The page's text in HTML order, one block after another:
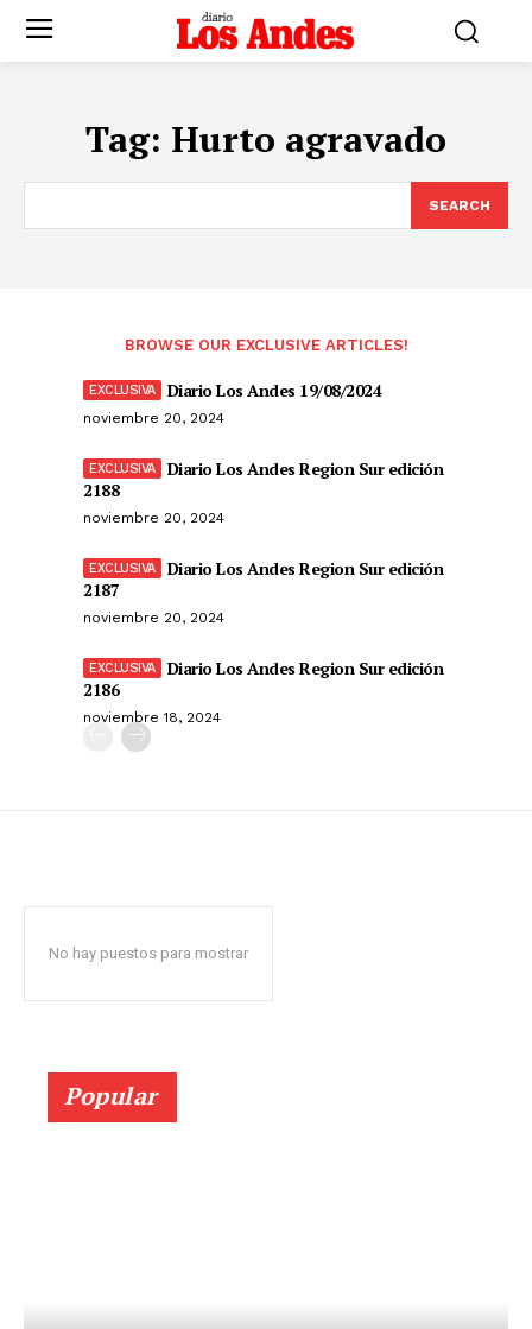
Tag: Hurto agravado
SEARCH
BROWSE OUR EXCLUSIVE ARTICLES!
Diario Los Andes 19/08/2024
noviembre 20, 2024
Diario Los Andes Region Sur edición
2188
noviembre 20, 2024
Diario Los Andes Region Sur edición
2187
noviembre 20, 2024
Diario Los Andes Region Sur edición
2186
noviembre 18, 2024
No hay puestos para mostrar
Popular